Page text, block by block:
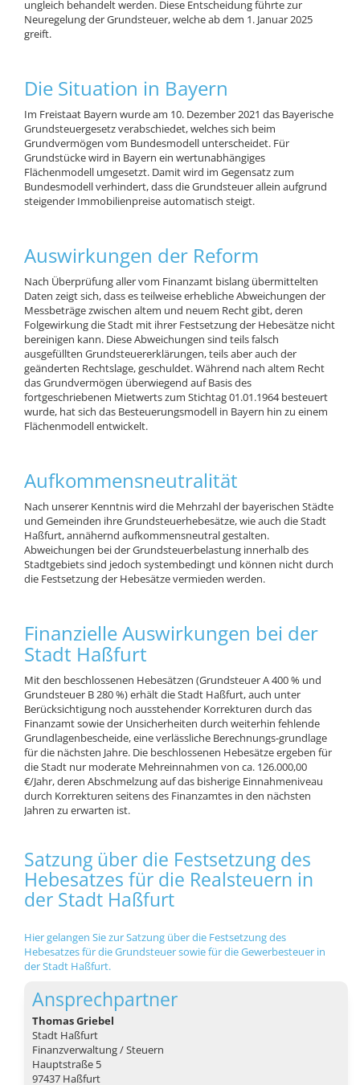
ungleich behandelt werden. Diese Entscheidung führte zur
Neuregelung der Grundsteuer, welche ab dem 1. Januar 2025
greift.
Die Situation in Bayern
Im Freistaat Bayern wurde am 10. Dezember 2021 das Bayerische
Grundsteuergesetz verabschiedet, welches sich beim
Grundvermögen vom Bundesmodell unterscheidet. Für
Grundstücke wird in Bayern ein wertunabhängiges
Flächenmodell umgesetzt. Damit wird im Gegensatz zum
Bundesmodell verhindert, dass die Grundsteuer allein aufgrund
steigender Immobilienpreise automatisch steigt.
Auswirkungen der Reform
Nach Überprüfung aller vom Finanzamt bislang übermittelten
Daten zeigt sich, dass es teilweise erhebliche Abweichungen der
Messbeträge zwischen altem und neuem Recht gibt, deren
Folgewirkung die Stadt mit ihrer Festsetzung der Hebesätze nicht
bereinigen kann. Diese Abweichungen sind teils falsch
ausgefüllten Grundsteuererklärungen, teils aber auch der
geänderten Rechtslage, geschuldet. Während nach altem Recht
das Grundvermögen überwiegend auf Basis des
fortgeschriebenen Mietwerts zum Stichtag 01.01.1964 besteuert
wurde, hat sich das Besteuerungsmodell in Bayern hin zu einem
Flächenmodell entwickelt.
Aufkommensneutralität
Nach unserer Kenntnis wird die Mehrzahl der bayerischen Städte
und Gemeinden ihre Grundsteuerhebesätze, wie auch die Stadt
Haßfurt, annähernd aufkommensneutral gestalten.
Abweichungen bei der Grundsteuerbelastung innerhalb des
Stadtgebiets sind jedoch systembedingt und können nicht durch
die Festsetzung der Hebesätze vermieden werden.
Finanzielle Auswirkungen bei der
Stadt Haßfurt
Mit den beschlossenen Hebesätzen (Grundsteuer A 400 % und
Grundsteuer B 280 %) erhält die Stadt Haßfurt, auch unter
Berücksichtigung noch ausstehender Korrekturen durch das
Finanzamt sowie der Unsicherheiten durch weiterhin fehlende
Grundlagenbescheide, eine verlässliche Berechnungs-grundlage
für die nächsten Jahre. Die beschlossenen Hebesätze ergeben für
die Stadt nur moderate Mehreinnahmen von ca. 126.000,00
€/Jahr, deren Abschmelzung auf das bisherige Einnahmeniveau
durch Korrekturen seitens des Finanzamtes in den nächsten
Jahren zu erwarten ist.
Satzung über die Festsetzung des
Hebesatzes für die Realsteuern in
der Stadt Haßfurt
Hier gelangen Sie zur Satzung über die Festsetzung des
Hebesatzes für die Grundsteuer sowie für die Gewerbesteuer in
der Stadt Haßfurt.
Ansprechpartner
Thomas Griebel
Stadt Haßfurt
Finanzverwaltung / Steuern
Hauptstraße 5
97437 Haßfurt